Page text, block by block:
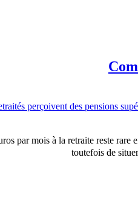
par mois à la retraite reste
toutefois de